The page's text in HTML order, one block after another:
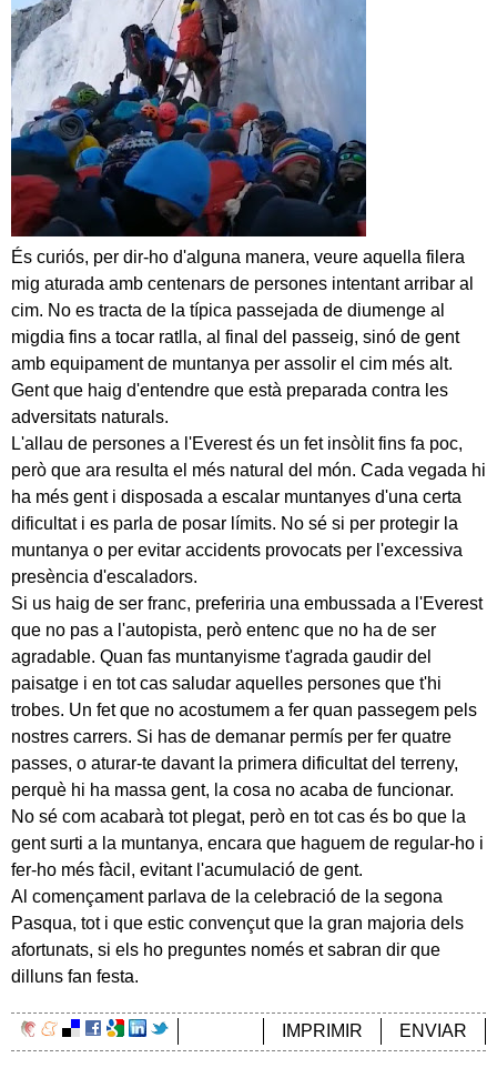
És curiós, per dir-ho d'alguna manera, veure aquella filera
mig aturada amb centenars de persones intentant arribar al
cim. No es tracta de la típica passejada de diumenge al
migdia fins a tocar ratlla, al final del passeig, sinó de gent
amb equipament de muntanya per assolir el cim més alt.
Gent que haig d'entendre que està preparada contra les
adversitats naturals.
L'allau de persones a l'Everest és un fet insòlit fins fa poc,
però que ara resulta el més natural del món. Cada vegada hi
ha més gent i disposada a escalar muntanyes d'una certa
dificultat i es parla de posar límits. No sé si per protegir la
muntanya o per evitar accidents provocats per l'excessiva
presència d'escaladors.
Si us haig de ser franc, preferiria una embussada a l'Everest
que no pas a l'autopista, però entenc que no ha de ser
agradable. Quan fas muntanyisme t'agrada gaudir del
paisatge i en tot cas saludar aquelles persones que t'hi
trobes. Un fet que no acostumem a fer quan passegem pels
nostres carrers. Si has de demanar permís per fer quatre
passes, o aturar-te davant la primera dificultat del terreny,
perquè hi ha massa gent, la cosa no acaba de funcionar.
No sé com acabarà tot plegat, però en tot cas és bo que la
gent surti a la muntanya, encara que haguem de regular-ho i
fer-ho més fàcil, evitant l'acumulació de gent.
Al començament parlava de la celebració de la segona
Pasqua, tot i que estic convençut que la gran majoria dels
afortunats, si els ho preguntes només et sabran dir que
dilluns fan festa.
ENVIAR
IMPRIMIR